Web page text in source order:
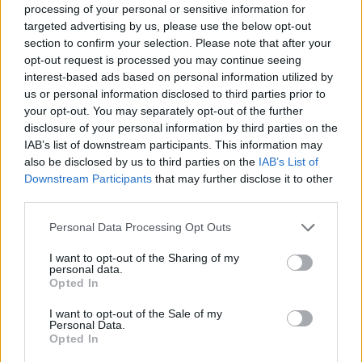
processing of your personal or sensitive information for
targeted advertising by us, please use the below opt-out
section to confirm your selection. Please note that after your
opt-out request is processed you may continue seeing
interest-based ads based on personal information utilized by
us or personal information disclosed to third parties prior to
your opt-out. You may separately opt-out of the further
disclosure of your personal information by third parties on the
IAB’s list of downstream participants. This information may
also be disclosed by us to third parties on the IAB’s List of
Downstream Participants that may further disclose it to other
Please note that this website/app uses one or more Google
not limited to your visit or usage behaviour. You may click to
grant or deny consent to Google and its third-party tags to
use your data for below specified purposes in below Google
consent section.
Personal Data Processing Opt Outs
I want to opt-out of the Sharing of my
personal data.
Opted In
I want to opt-out of the Sale of my
Personal Data.
Opted In
POTREBBE INTERESSARTI
Christmas World a Roma, la
Capitale ospiterà il villaggio
natalizio più grande d’Europa
4 anni fa
Alla Galleria Giovanni XXIII arriva
l’autovelox. Multe per chi supera
il limite. Dal 30 marzo
3 anni fa
INVESTE UN MOTOCICLISTA E POI SCAPPA
Investe un
motociclista e poi
scappa,
Sequestri oltre 100